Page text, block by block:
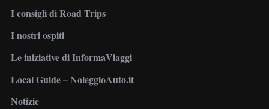
I consigli di Road Trips
I nostri ospiti
Le iniziative di InformaViaggi
Local Guide – NoleggioAuto.it
Notizie